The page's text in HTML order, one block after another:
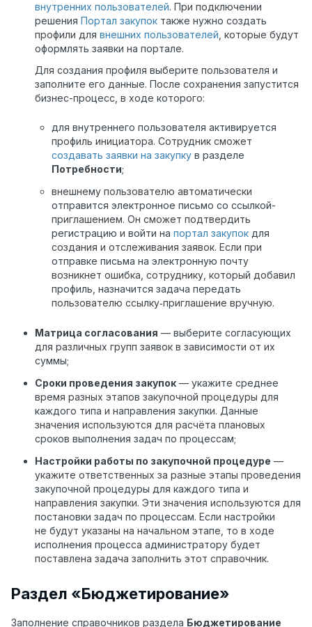
внутренних пользователей. При подключении
решения Портал закупок также нужно создать
профили для внешних пользователей , которые будут
оформлять заявки на портале.
Для создания профиля выберите пользователя и
заполните его данные. После сохранения запустится
бизнес-процесс, в ходе которого:
для внутреннего пользователя активируется
профиль инициатора. Сотрудник сможет
создавать заявки на закупку в разделе
Потребности;
внешнему пользователю автоматически
отправится электронное письмо со ссылкой-
приглашением. Он сможет подтвердить
регистрацию и войти на портал закупок для
создания и отслеживания заявок. Если при
отправке письма на электронную почту
возникнет ошибка, сотруднику, который добавил
профиль, назначится задача передать
пользователю ссылку‑приглашение вручную.
Матрица согласования — выберите согласующих
для различных групп заявок в зависимости от их
суммы;
Сроки проведения закупок — укажите среднее
время разных этапов закупочной процедуры для
каждого типа и направления закупки. Данные
значения используются для расчёта плановых
сроков выполнения задач по процессам;
Настройки работы по закупочной процедуре —
укажите ответственных за разные этапы проведения
закупочной процедуры для каждого типа и
направления закупки. Эти значения используются для
постановки задач по процессам. Если настройки
не будут указаны на начальном этапе, то в ходе
исполнения процесса администратору будет
поставлена задача заполнить этот справочник.
Раздел «Бюджетирование»
Заполнение справочников раздела Бюджетирование